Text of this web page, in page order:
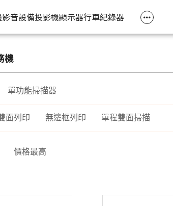
推薦好友回饋
機
列列
列
OMEN
觸控筆
裝置
影音設備
無線耳機
投影機顯示器行車紀錄器
機
單功能掃描器
面列印 無邊框列印 單程雙面掃描
價格最高